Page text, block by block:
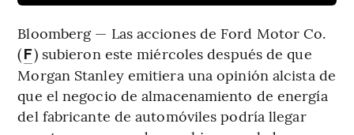
Bloomberg — Las acciones de Ford Motor Co.
(F) subieron este miércoles después de que
Morgan Stanley emitiera una opinión alcista de
que el negocio de almacenamiento de energía
del fabricante de automóviles podría llegar